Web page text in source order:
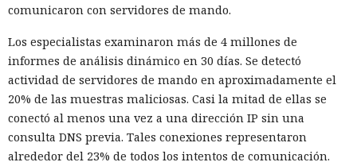
comunicaron con servidores de mando.
Los especialistas examinaron más de 4 millones de
informes de análisis dinámico en 30 días. Se detectó
actividad de servidores de mando en aproximadamente el
20% de las muestras maliciosas. Casi la mitad de ellas se
conectó al menos una vez a una dirección IP sin una
consulta DNS previa. Tales conexiones representaron
alrededor del 23% de todos los intentos de comunicación.